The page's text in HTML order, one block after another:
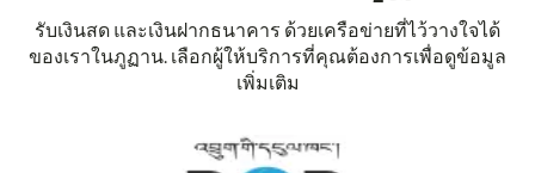
รับเงินสด และเงินฝากธนาคาร ด้วยเครือข่ายที่ไว้วางใจได้
ของเราในภูฏาน. เลือกผู้ให้บริการที่คุณต้องการเพื่อดูข้อมูล
เพิ่มเติม